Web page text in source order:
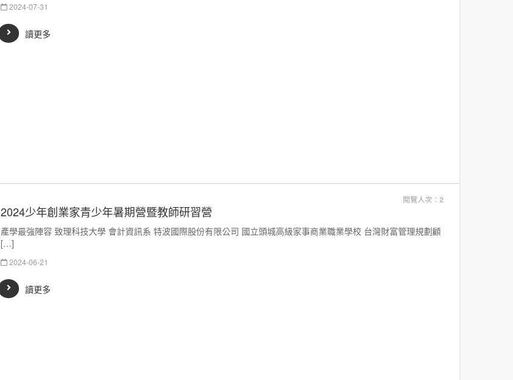
2024-07-31
讀更多
閱覽人次：2
2024少年創業家青少年暑期營暨教師研習營
產學最強陣容 致理科技大學 會計資訊系 特波國際股份有限公司 國立頭城高級家事商業職業學校 台灣財富管理規劃顧
[…]
2024-06-21
讀更多